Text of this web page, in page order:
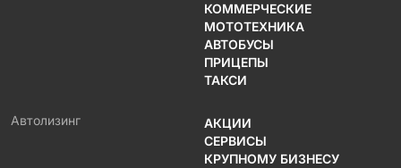
КОММЕРЧЕСКИЕ
МОТОТЕХНИКА
АВТОБУСЫ
ПРИЦЕПЫ
ТАКСИ
Автолизинг
АКЦИИ
СЕРВИСЫ
КРУПНОМУ БИЗНЕСУ